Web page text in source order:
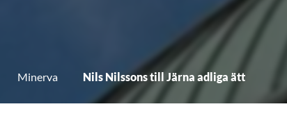
Minerva Nils Nilssons till Järna adliga ätt